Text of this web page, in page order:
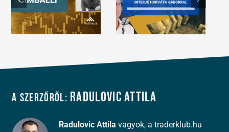
A szerzőről: Radulovic Attila
Radulovic Attila vagyok, a traderklub.hu